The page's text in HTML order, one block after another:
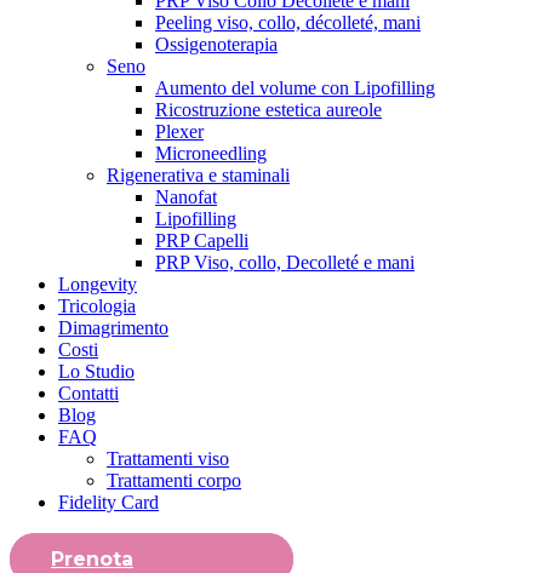
Peeling viso, collo, décolleté, mani
Ossigenoterapia
Seno
Aumento del volume con Lipofilling
Ricostruzione estetica aureole
Plexer
Microneedling
Rigenerativa e staminali
Nanofat
Lipofilling
PRP Capelli
PRP Viso, collo, Decolleté e mani
Longevity
Tricologia
Dimagrimento
Costi
Lo Studio
Contatti
Blog
FAQ
Trattamenti viso
Trattamenti corpo
Fidelity Card
Prenota